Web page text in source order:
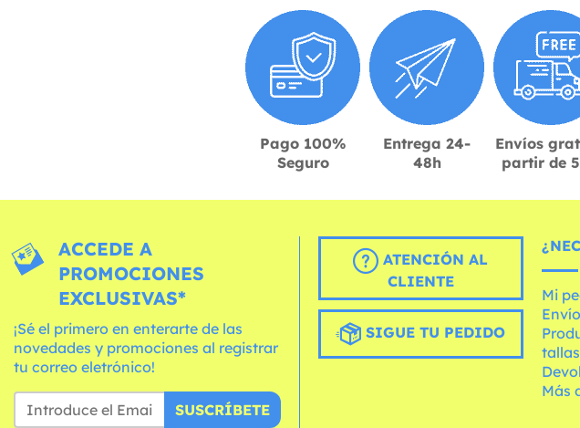
Pago 100%
Seguro
Entrega 24-
48h
Envíos
partir de
ACCEDE A
PROMOCIONES
EXCLUSIVAS*
¡Sé el primero en enterarte de las
novedades y promociones al registrar
tu correo eletrónico!
SUSCRÍBETE
ATENCIÓN AL
CLIENTE
SIGUE TU PEDIDO
Mi
tallas
Más